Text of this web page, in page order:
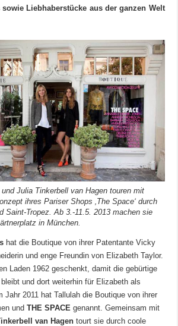
Liebhaberstücke aus der ganzen Welt
Julia Tinkerbell van Hagen touren mit
ihres Pariser Shops ‚The Space‘ durch
Saint-Tropez. Ab 3.-11.5. 2013 machen sie
in München.
hat die Boutique von ihrer Patentante Vicky
und enge Freundin von Elizabeth Taylor.
Laden 1962 geschenkt, damit die gebürtige
und dort weiterhin für Elizabeth als
Jahr 2011 hat Tallulah die Boutique von ihrer
undTHE SPACE genannt. Gemeinsam mit
van Hagentourt sie durch coole